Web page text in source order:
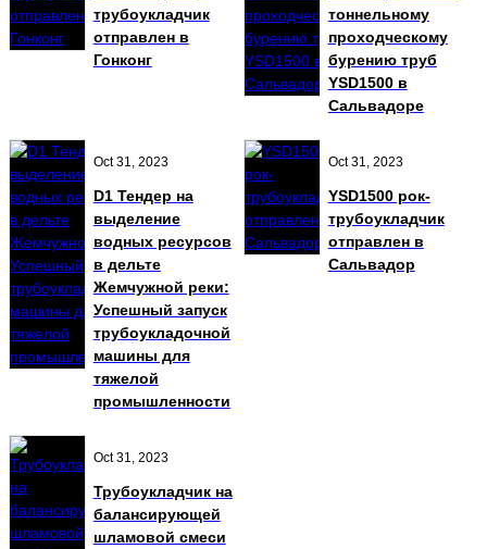
трубоукладчик
отправлен в
Гонконг
тоннельному
проходческому
бурению труб
YSD1500 в
Сальвадоре
Oct 31, 2023
D1 Тендер на
выделение
водных ресурсов
в дельте
Жемчужной реки:
Успешный запуск
трубоукладочной
машины для
тяжелой
промышленности
Oct 31, 2023
YSD1500 рок-
трубоукладчик
отправлен в
Сальвадор
Oct 31, 2023
Трубоукладчик на
балансирующей
шламовой смеси